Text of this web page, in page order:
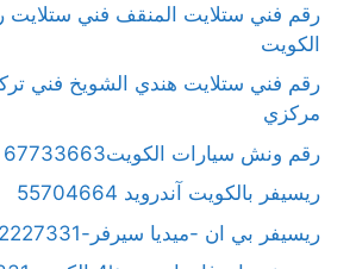
رقم فني ستلايت المنقف فني ستلايت
الكويت
رقم فني ستلايت هندي الشويخ فني
مركزي
رقم ونش سيارات الكويت67733663
ريسيفر بالكويت آندرويد 55704664
ريسيفر بي ان -ميديا سيرفر-4K-52227331